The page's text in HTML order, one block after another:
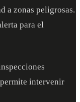
a zonas peligrosas.
para el
intervenir